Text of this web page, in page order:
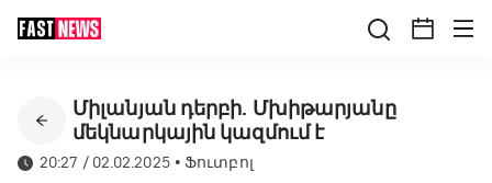
Միլանյան դերբի. Մխիթարյանը
մեկնարկային կազմում է
20:27 / 02.02.2025 •Ֆուտբոլ